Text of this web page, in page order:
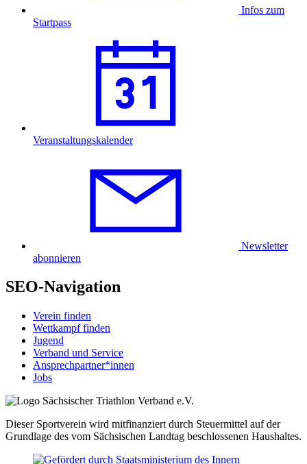
Infos zum
Startpass
Veranstaltungskalender
Newsletter
abonnieren
SEO-Navigation
Verein finden
Wettkampf finden
Jugend
Verband und Service
Ansprechpartner*innen
Jobs
Dieser Sportverein wird mitfinanziert durch Steuermittel auf der
Grundlage des vom Sächsischen Landtag beschlossenen Haushaltes.